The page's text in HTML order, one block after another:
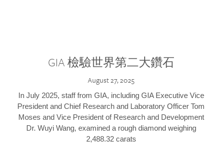
GIA 檢驗世界第二大鑽石
August 27, 2025
In July 2025, staff from GIA, including GIA Executive Vice
President and Chief Research and Laboratory Officer Tom
Moses and Vice President of Research and Development
Dr. Wuyi Wang, examined a rough diamond weighing
2,488.32 carats